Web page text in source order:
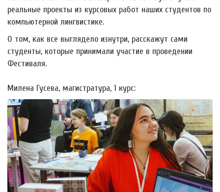
реальные проекты из курсовых работ наших студентов по
компьютерной лингвистике.
О том, как все выглядело изнутри, расскажут сами
студенты, которые принимали участие в проведении
Фестиваля.
Милена Гусева, магистратура, 1 курс: